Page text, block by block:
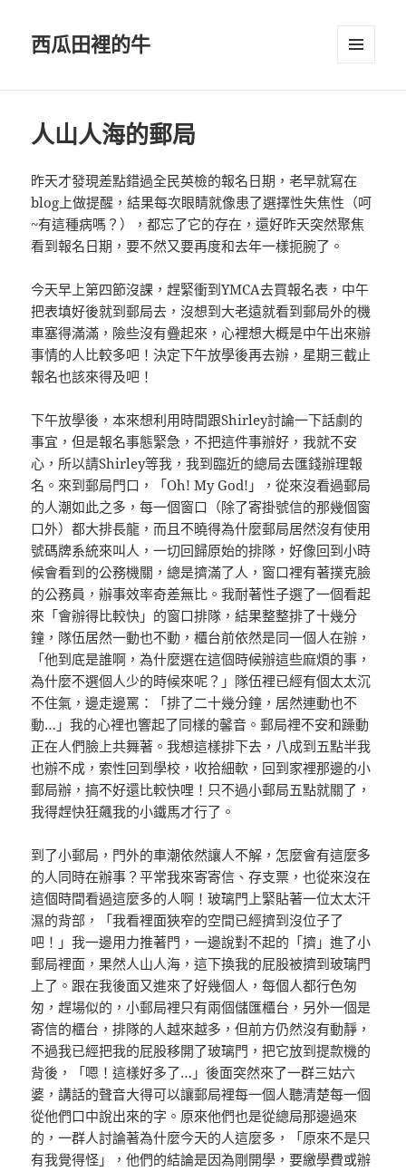
西瓜田裡的牛
人山人海的郵局
昨天才發現差點錯過全民英檢的報名日期，老早就寫在
blog上做提醒，結果每次眼睛就像患了選擇性失焦性（呵
~有這種病嗎？），都忘了它的存在，還好昨天突然聚焦
看到報名日期，要不然又要再度和去年一樣扼腕了。
今天早上第四節沒課，趕緊衝到YMCA去買報名表，中午
把表填好後就到郵局去，沒想到大老遠就看到郵局外的機
車塞得滿滿，險些沒有疊起來，心裡想大概是中午出來辦
事情的人比較多吧！決定下午放學後再去辦，星期三截止
報名也該來得及吧！
下午放學後，本來想利用時間跟Shirley討論一下話劇的
事宜，但是報名事態緊急，不把這件事辦好，我就不安
心，所以請Shirley等我，我到臨近的總局去匯錢辦理報
名。來到郵局門口，「Oh! My God!」，從來沒看過郵局
的人潮如此之多，每一個窗口（除了寄掛號信的那幾個窗
口外）都大排長龍，而且不曉得為什麼郵局居然沒有使用
號碼牌系統來叫人，一切回歸原始的排隊，好像回到小時
候會看到的公務機關，總是擠滿了人，窗口裡有著撲克臉
的公務員，辦事效率奇差無比。我耐著性子選了一個看起
來「會辦得比較快」的窗口排隊，結果整整排了十幾分
鐘，隊伍居然一動也不動，櫃台前依然是同一個人在辦，
「他到底是誰啊，為什麼選在這個時候辦這些麻煩的事，
為什麼不選個人少的時候來呢？」隊伍裡已經有個太太沉
不住氣，邊走邊罵：「排了二十幾分鐘，居然連動也不
動…」我的心裡也響起了同樣的馨音。郵局裡不安和躁動
正在人們臉上共舞著。我想這樣排下去，八成到五點半我
也辦不成，索性回到學校，收拾細軟，回到家裡那邊的小
郵局辦，搞不好還比較快哩！只不過小郵局五點就關了，
我得趕快狂飆我的小鐵馬才行了。
到了小郵局，門外的車潮依然讓人不解，怎麼會有這麼多
的人同時在辦事？平常我來寄寄信、存支票，也從來沒在
這個時間看過這麼多的人啊！玻璃門上緊貼著一位太太汗
濕的背部，「我看裡面狹窄的空間已經擠到沒位子了
吧！」我一邊用力推著門，一邊說對不起的「擠」進了小
郵局裡面，果然人山人海，這下換我的屁股被擠到玻璃門
上了。跟在我後面又進來了好幾個人，每個人都行色匆
匆，趕場似的，小郵局裡只有兩個儲匯櫃台，另外一個是
寄信的櫃台，排隊的人越來越多，但前方仍然沒有動靜，
不過我已經把我的屁股移開了玻璃門，把它放到提款機的
背後，「嗯！這樣好多了…」後面突然來了一群三姑六
婆，講話的聲音大得可以讓郵局裡每一個人聽清楚每一個
從他們口中說出來的字。原來他們也是從總局那邊過來
的，一群人討論著為什麼今天的人這麼多，「原來不是只
有我覺得怪」，他們的結論是因為剛開學，要繳學費或辦